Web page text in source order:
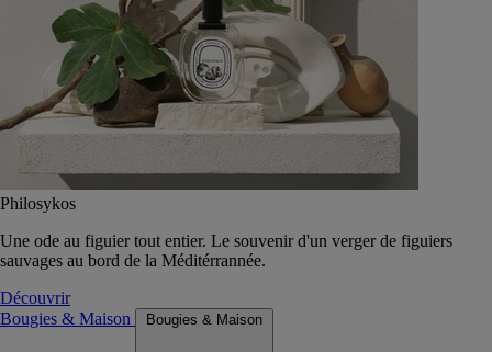
Philosykos
Une ode au figuier tout entier. Le souvenir d'un verger de figuiers
sauvages au bord de la Méditérrannée.
Découvrir
Bougies & Maison
Bougies & Maison